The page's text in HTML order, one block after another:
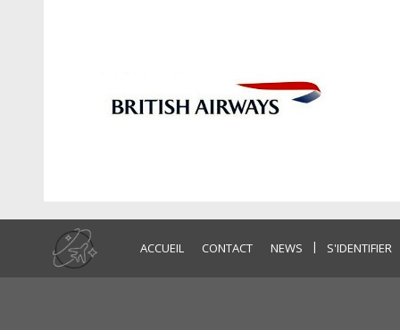
ACCUEIL CONTACT NEWS | S'IDENTIFIER